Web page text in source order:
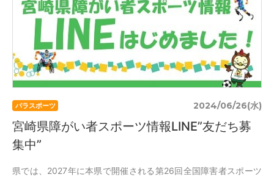
パラスポーツ 2024/06/26(水)
宮崎県障がい者スポーツ情報LINE”友だち募
集中”
県では、2027年に本県で開催される第26回全国障害者スポーツ